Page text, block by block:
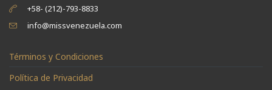
+58- (212)-793-8833
info@missvenezuela.com
Términos y Condiciones
Política de Privacidad